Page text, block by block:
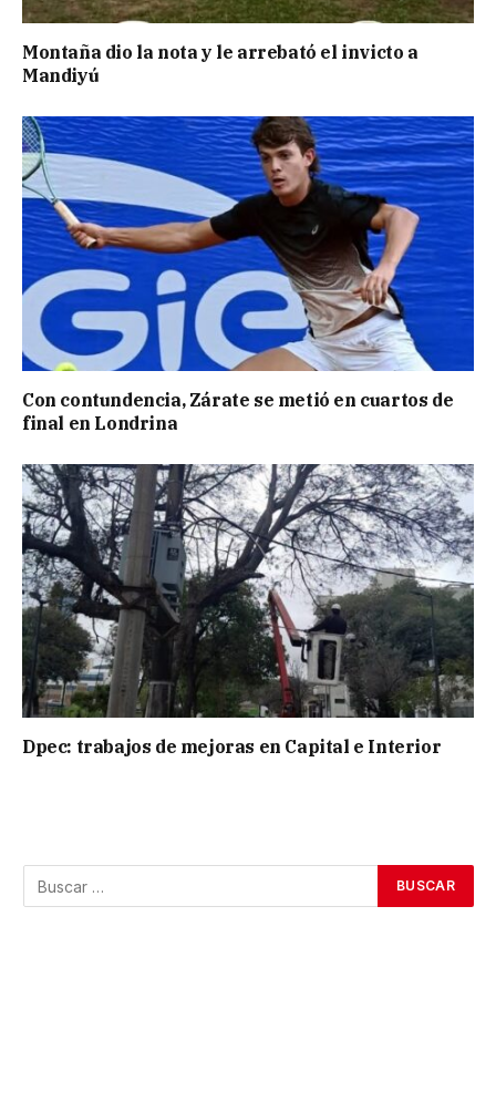
Montaña dio la nota y le arrebató el invicto a
Mandiyú
Con contundencia, Zárate se metió en cuartos de
final en Londrina
Dpec: trabajos de mejoras en Capital e Interior